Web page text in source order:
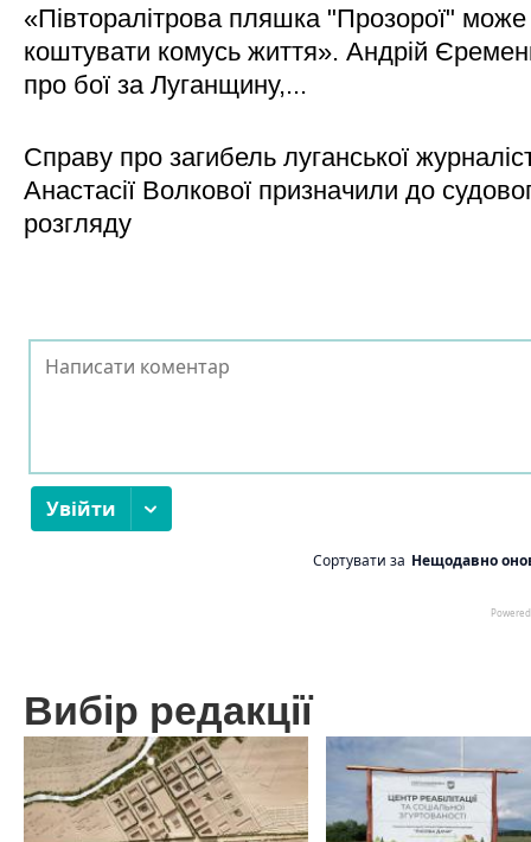
«Півторалітрова пляшка "Прозорої" може
коштувати комусь життя». Андрій
про бої за Луганщину,...
Справу про загибель луганської
Анастасії Волкової призначили до
розгляду
Вибір редакції